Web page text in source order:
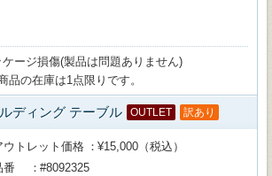
ケージ損傷(製品は問題ありません)
品の在庫は1点限りです。
ディング テーブル OUTLET 訳あり
ウトレット価格
¥15,000（税込）
番
#8092325